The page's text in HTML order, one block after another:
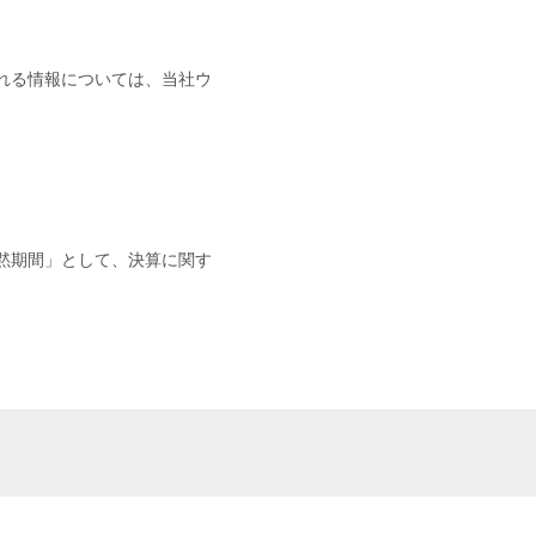
る情報については、当社ウ
期間」として、決算に関す